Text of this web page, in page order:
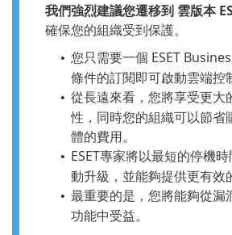
我們強烈建議您遷移到 雲版本
確保您的組織受到保護。
• 您只需要一個 ESET
條件的訂閱即可啟動雲端控
• 從長遠來看，您將享受更大
性，同時您的組織可以節省
體的費用。
• ESET專家將以最短的停機
動升級，並能夠提供更有效
• 最重要的是，您將能夠從漏
功能中受益。